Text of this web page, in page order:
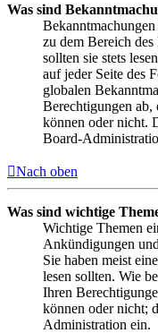
Was sind
zu dem Bereich
sollten sie stets
auf jeder Seite des
globalen
Berechtigungen ab,
können oder nicht.
Board-
Nach oben
Was sind wichtige
Wichtige Themen
Ankündigungen
Sie haben meist
lesen sollten. Wie
Ihren
können oder nicht;
Administration ein.